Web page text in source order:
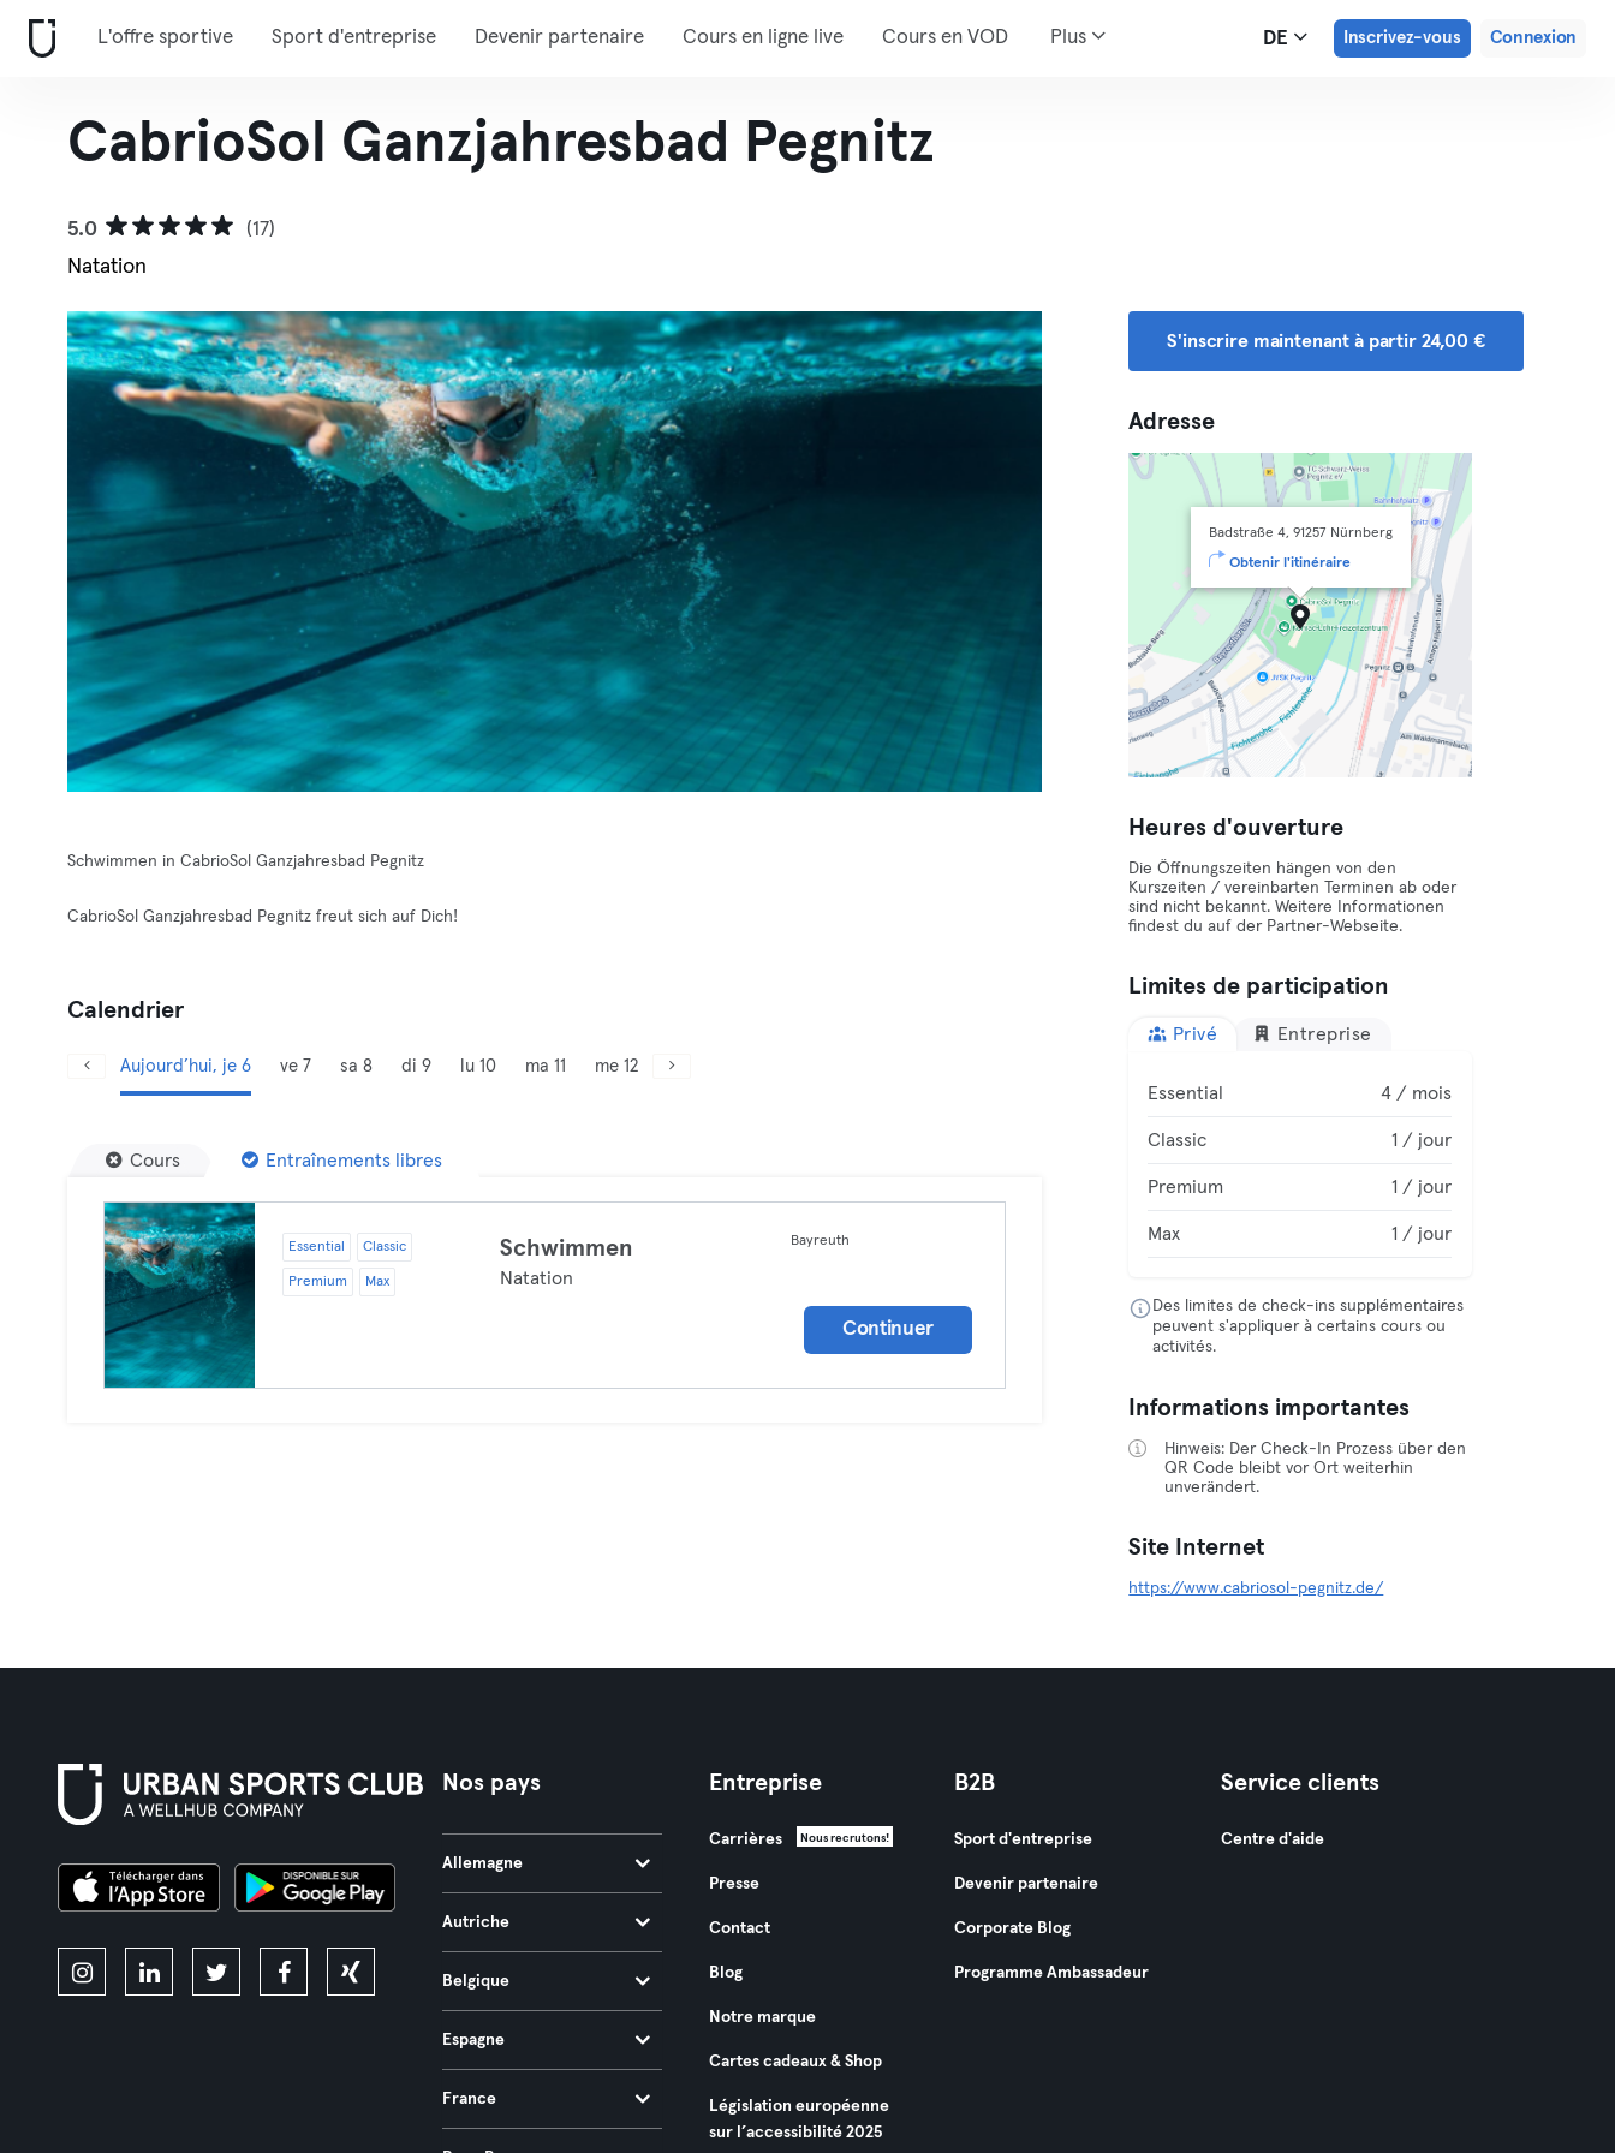
L'offre sportive Sport d'entreprise Devenir partenaire Cours en ligne live Cours en VOD Plus DE Inscrivez-vous Connexion
CabrioSol Ganzjahresbad Pegnitz
5.0
(17)
Natation
Schwimmen in CabrioSol Ganzjahresbad Pegnitz
CabrioSol Ganzjahresbad Pegnitz freut sich auf Dich!
Calendrier
Aujourd’hui, je 6 ve 7 sa 8 di 9 lu 10 ma 11 me 12
Cours Entraînements libres
Essential Classic
Premium Max
Schwimmen
Natation
Bayreuth
Continuer
S'inscrire maintenant à partir 24,00 €
Adresse
Badstraße 4, 91257 Nürnberg
Obtenir l'itinéraire
Heures d'ouverture
Die Öffnungszeiten hängen von den
Kurszeiten / vereinbarten Terminen ab oder
sind nicht bekannt. Weitere Informationen
findest du auf der Partner-Webseite.
Limites de participation
Privé Entreprise
Essential 4 / mois
Classic 1 / jour
Premium 1 / jour
Max 1 / jour
Des limites de check-ins supplémentaires
peuvent s'appliquer à certains cours ou
activités.
Informations importantes
Hinweis: Der Check-In Prozess über den
QR Code bleibt vor Ort weiterhin
unverändert.
Site Internet
https://www.cabriosol-pegnitz.de/
Nos pays
Allemagne
Autriche
Belgique
Espagne
France
Entreprise
Carrières Nous recrutons!
Presse
Contact
Blog
Notre marque
Cartes cadeaux & Shop
Législation européenne
sur l’accessibilité 2025
B2B
Sport d'entreprise
Devenir partenaire
Corporate Blog
Programme Ambassadeur
Service clients
Centre d'aide